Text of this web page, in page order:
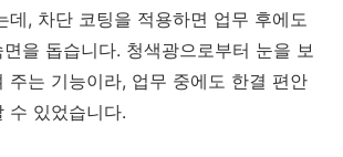
데, 차단 코팅을 적용하면 업무 후에도
을 돕습니다. 청색광으로부터 눈을 보
주는 기능이라, 업무 중에도 한결 편안
수 있었습니다.